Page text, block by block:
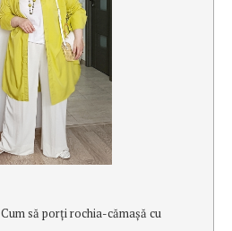
Cum să porţi rochia-cămaşă cu